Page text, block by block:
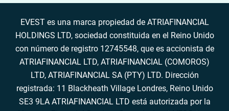
EVEST es una marca propiedad de ATRIAFINANCIAL
HOLDINGS LTD, sociedad constituida en el Reino Unido
con número de registro 12745548, que es accionista de
ATRIAFINANCIAL LTD, ATRIAFINANCIAL (COMOROS)
LTD, ATRIAFINANCIAL SA (PTY) LTD. Dirección
registrada: 11 Blackheath Village Londres, Reino Unido
SE3 9LA ATRIAFINANCIAL LTD está autorizada por la